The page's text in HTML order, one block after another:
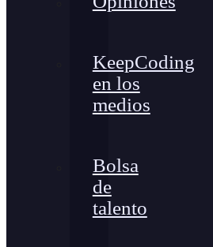
KeepCoding
en los
medios
Bolsa
de
talento